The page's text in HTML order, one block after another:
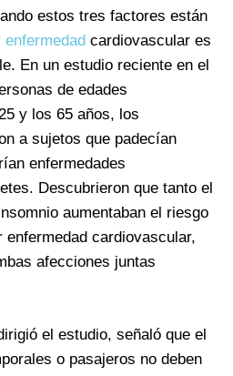
estos tres factores están
enfermedad cardiovascular es
En un estudio reciente en el
de edades
y los 65 años, los
a sujetos que padecían
enfermedades
Descubrieron que tanto el
aumentaban el riesgo
enfermedad cardiovascular,
afecciones juntas
el estudio, señaló que el
o pasajeros no deben